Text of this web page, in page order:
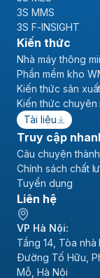
3S MMS
3S F-INSIGHT
Kiến thức
Nhà máy thông
Phần mềm kho
Kiến thức sản xuất
Kiến thức chuyên
Tài liệu
Truy cập
Câu chuyện
Chính sách chất
Tuyển dụng
Liên hệ
VP Hà Nội:
Tầng 14, Tòa nhà
Đường Tố Hữu,
Mỗ, Hà Nội